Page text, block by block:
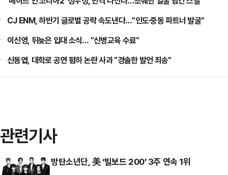
CJ ENM, 하반기 글로벌 공략 속도낸다…"인도·중동 파트너 발굴"
이신영, 뒤늦은 입대 소식… "신병교육 수료"
신동엽, 대학로 공연 폄하 논란 사과 "경솔한 발언 죄송"
관련기사
방탄소년단, 美 ‘빌보드 200’ 3주 연속 1위